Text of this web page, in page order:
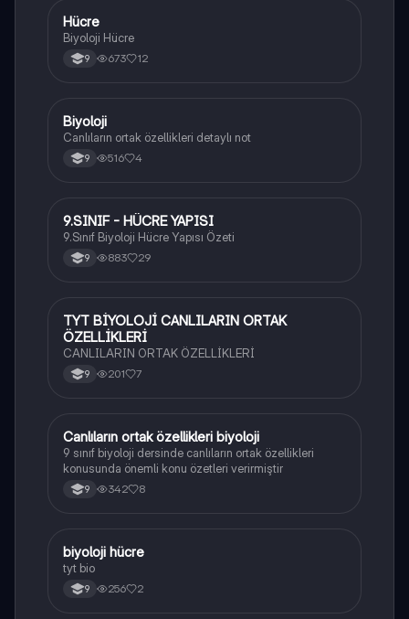
Biyoloji
Hücre
Biyoloji Hücre
9 673 12
Biyoloji
Biyoloji
Canlıların ortak özellikleri detaylı not
9 516 4
Biyoloji
9.SINIF - HÜCRE YAPISI
9.Sınıf Biyoloji Hücre Yapısı Özeti
9 883 29
Biyoloji
TYT BİYOLOJİ CANLILARIN ORTAK
ÖZELLİKLERİ
CANLILARIN ORTAK ÖZELLİKLERİ
9 201 7
Biyoloji
Canlıların ortak özellikleri biyoloji
9 sınıf biyoloji dersinde canlıların ortak özellikleri
konusunda önemli konu özetleri verirmiştir
9 342 8
Biyoloji
biyoloji hücre
tyt bio
9 256 2